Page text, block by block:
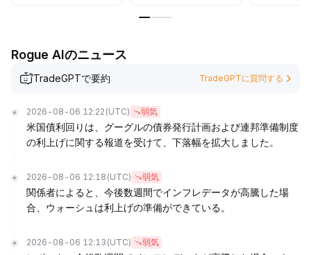
Rogue AIのニュース
TradeGPTで要約 TradeGPTに質問する
2026-08-06 12:22 (UTC) 弱気
米国債利回りは、グーグルの債券発行計画および連邦準備制度
の利上げに関する報道を受けて、下落幅を拡大しました。
2026-08-06 12:18 (UTC) 弱気
関係者によると、今後数週間でインフレデータが高騰した場
合、ウォーシュは利上げの準備ができている。
2026-08-06 12:13 (UTC) 弱気